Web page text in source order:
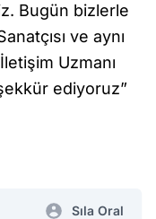
Bugün bizlerle
ve aynı
Uzmanı
ediyoruz”
Sıla Oral